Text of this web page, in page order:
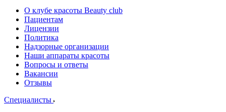
О клубе красоты Beauty club
Пациентам
Лицензии
Политика
Надзорные организации
Наши аппараты красоты
Вопросы и ответы
Вакансии
Отзывы
Специалисты